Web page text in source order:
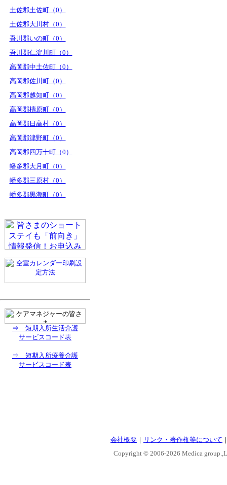
土佐郡土佐町（0）
土佐郡大川村（0）
吾川郡いの町（0）
吾川郡仁淀川町（0）
高岡郡中土佐町（0）
高岡郡佐川町（0）
高岡郡越知町（0）
高岡郡檮原町（0）
高岡郡日高村（0）
高岡郡津野町（0）
高岡郡四万十町（0）
幡多郡大月町（0）
幡多郡三原村（0）
幡多郡黒潮町（0）
⇒ 短期入所生活介護
サービスコード表
⇒ 短期入所療養介護
サービスコード表
会社概要 ｜ リンク・著作権等について
Copyright © 2006-2026 Medica